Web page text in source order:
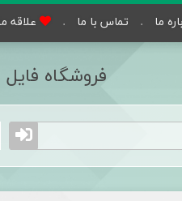
ما تماس با ما علاقه
فروشگاه